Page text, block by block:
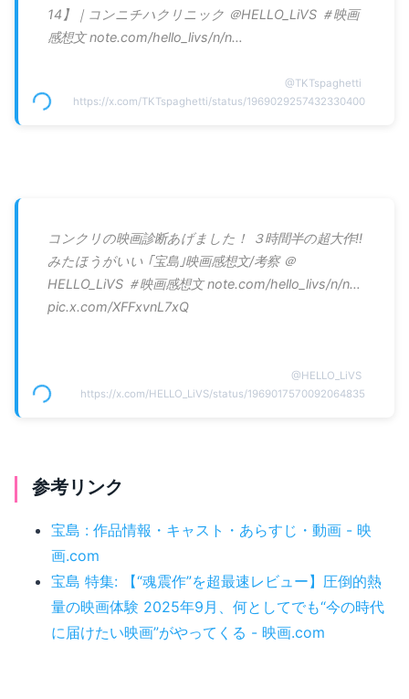
14】｜コンニチハクリニック ＠HELLO_LiVS ＃映画
感想文 note.com/hello_livs/n/n…
@TKTspaghetti
https://x.com/TKTspaghetti/status/1969029257432330400
コンクリの映画診断あげました！ ３時間半の超大作‼️
みたほうがいい ｢宝島｣映画感想文/考察 ＠
HELLO_LiVS ＃映画感想文 note.com/hello_livs/n/n…
pic.x.com/XFFxvnL7xQ
@HELLO_LiVS
https://x.com/HELLO_LiVS/status/1969017570092064835
参考リンク
宝島 : 作品情報・キャスト・あらすじ・動画 - 映
画.com
宝島 特集: 【“魂震作”を超最速レビュー】圧倒的熱
量の映画体験 2025年9月、何としてでも“今の時代
に届けたい映画”がやってくる - 映画.com